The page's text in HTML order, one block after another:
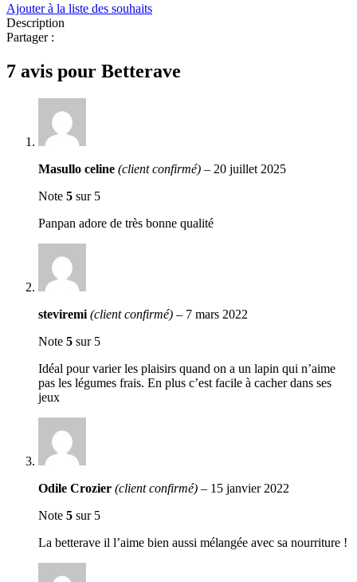
Ajouter à la liste des souhaits
Description
Partager :
7 avis pour Betterave
Masullo celine (client confirmé) – 20 juillet 2025
Note 5 sur 5
Panpan adore de très bonne qualité
steviremi (client confirmé) – 7 mars 2022
Note 5 sur 5
Idéal pour varier les plaisirs quand on a un lapin qui n’aime
pas les légumes frais. En plus c’est facile à cacher dans ses
jeux
Odile Crozier (client confirmé) – 15 janvier 2022
Note 5 sur 5
La betterave il l’aime bien aussi mélangée avec sa nourriture !